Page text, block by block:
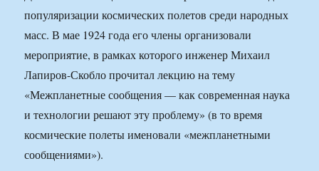
популяризации космических полетов среди народных
масс. В мае 1924 года его члены организовали
мероприятие, в рамках которого инженер Михаил
Лапиров-Скобло прочитал лекцию на тему
«Межпланетные сообщения — как современная наука
и технологии решают эту проблему» (в то время
космические полеты именовали «межпланетными
сообщениями»).